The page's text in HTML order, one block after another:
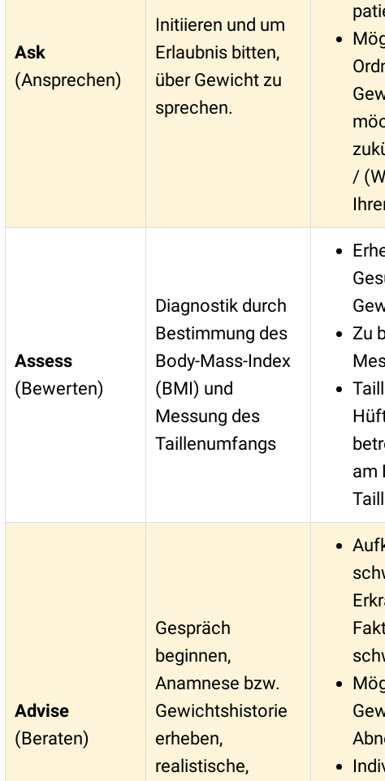
Ask
(Ansprechen)
Initiieren und um
Erlaubnis bitten,
über Gewicht zu
sprechen.
/
Assess
(Bewerten)
Diagnostik durch
Bestimmung des
Body-Mass-Index
(BMI) und
Messung des
Taillenumfangs
Zu
am
Advise
(Beraten)
Gespräch
beginnen,
Anamnese bzw.
Gewichtshistorie
erheben,
realistische,